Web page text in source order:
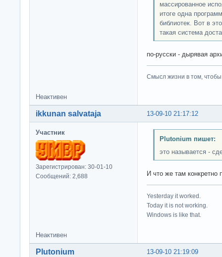
массированное
итоге одна
библиотек. Вот в
такая система
по-русски - дырявая
Смысл жизни в том,
Неактивен
13-09-10 21:17:12
ikkunan salvataja
Участник
Зарегистрирован: 30-01-10
Сообщений: 2,688
Plutonium пишет:
это называется -
И что же там конкретно
Yesterday it worked.
Today it is not working.
Windows is like that.
Неактивен
13-09-10 21:19:09
Plutonium